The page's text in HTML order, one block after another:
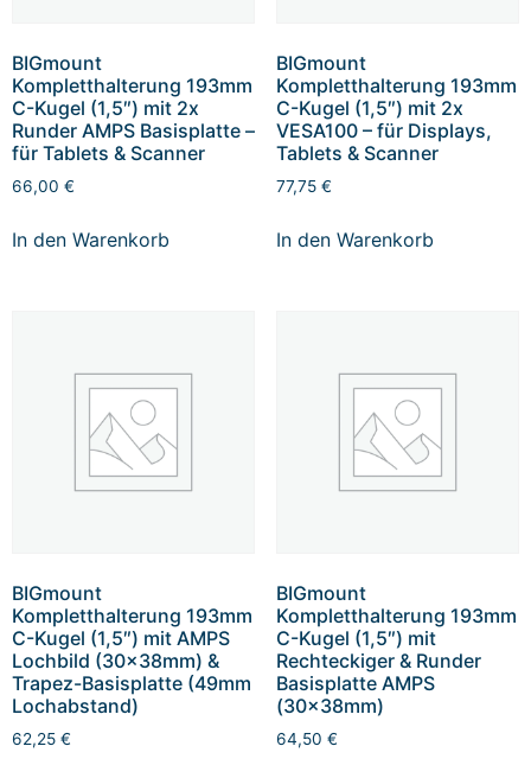
BIGmount
Kompletthalterung 193mm
C-Kugel (1,5″) mit 2x
Runder AMPS Basisplatte –
für Tablets & Scanner
66,00 €
In den Warenkorb
BIGmount
Kompletthalterung 193mm
C-Kugel (1,5″) mit 2x
VESA100 – für Displays,
Tablets & Scanner
77,75 €
In den Warenkorb
BIGmount
Kompletthalterung 193mm
C-Kugel (1,5″) mit AMPS
Lochbild (30x38mm) &
Trapez-Basisplatte (49mm
Lochabstand)
62,25 €
BIGmount
Kompletthalterung 193mm
C-Kugel (1,5″) mit
Rechteckiger & Runder
Basisplatte AMPS
(30x38mm)
64,50 €